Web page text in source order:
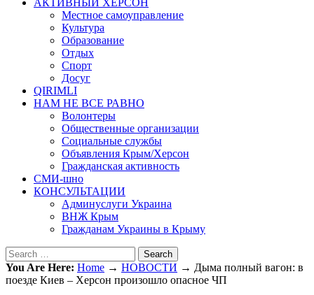
АКТИВНЫЙ ХЕРСОН
Местное самоуправление
Культура
Образование
Отдых
Спорт
Досуг
QIRIMLI
НАМ НЕ ВСЕ РАВНО
Волонтеры
Общественные организации
Социальные службы
Объявления Крым/Херсон
Гражданская активность
СМИ-шно
КОНСУЛЬТАЦИИ
Админуслуги Украина
ВНЖ Крым
Гражданам Украины в Крыму
Search
You Are Here: Home → НОВОСТИ → Дыма полный вагон: в
поезде Киев – Херсон произошло опасное ЧП